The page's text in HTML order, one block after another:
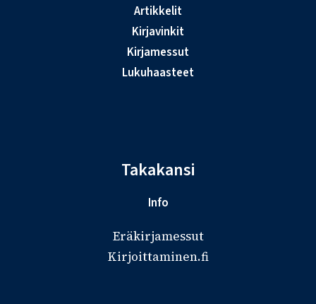
Artikkelit
Kirjavinkit
Kirjamessut
Lukuhaasteet
Takakansi
Info
Eräkirjamessut
Kirjoittaminen.fi